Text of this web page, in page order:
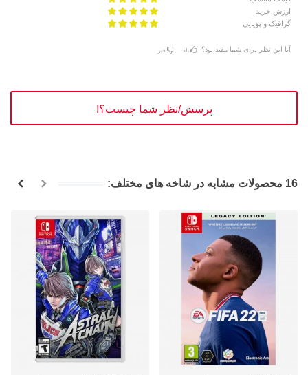
ارزش خرید
گرافیک و پویایی
آیا این نظر برای شما مفید بود؟ بله خیر
پرسش/نظر شما چیست؟!
16 محصولات مشابه در شاخه های مختلف: